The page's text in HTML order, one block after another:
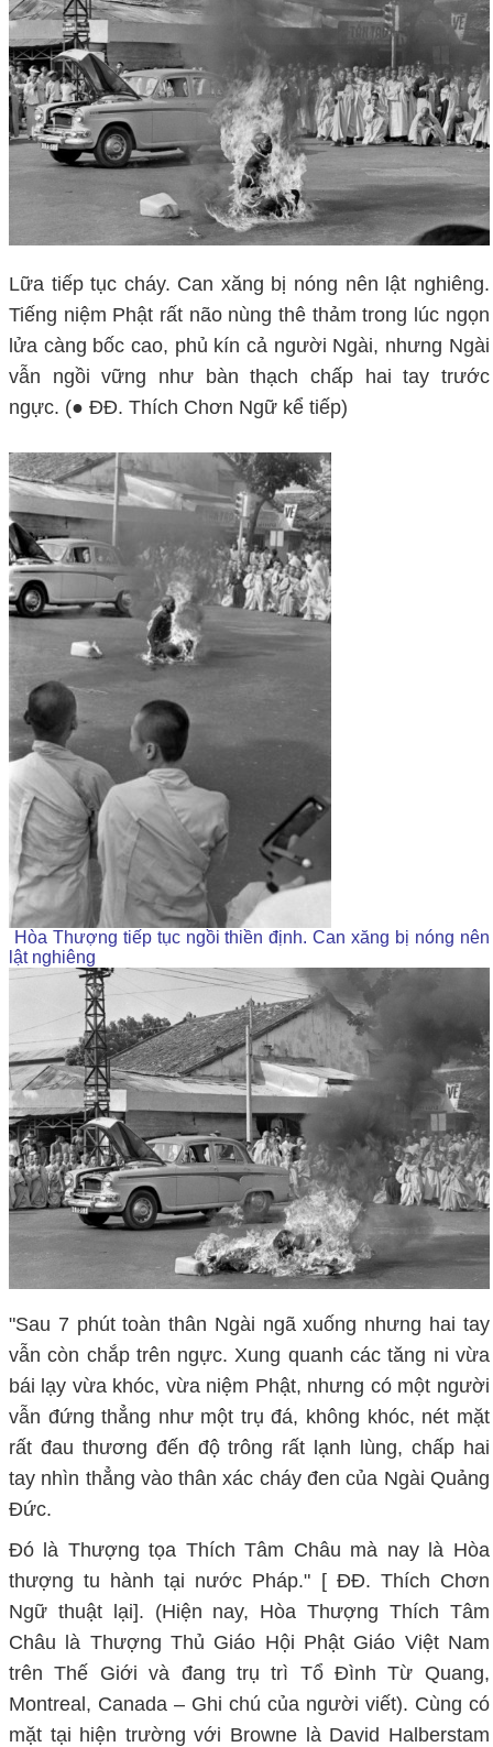
Lữa tiếp tục cháy. Can xăng bị nóng nên lật nghiêng.
Tiếng niệm Phật rất não nùng thê thảm trong lúc ngọn
lửa càng bốc cao, phủ kín cả người Ngài, nhưng Ngài
vẫn ngồi vững như bàn thạch chấp hai tay trước
ngực. (● ĐĐ. Thích Chơn Ngữ kể tiếp)
Hòa Thượng tiếp tục ngồi thiền định. Can xăng bị nóng nên
lật nghiêng
"Sau 7 phút toàn thân Ngài ngã xuống nhưng hai tay
vẫn còn chắp trên ngực. Xung quanh các tăng ni vừa
bái lạy vừa khóc, vừa niệm Phật, nhưng có một người
vẫn đứng thẳng như một trụ đá, không khóc, nét mặt
rất đau thương đến độ trông rất lạnh lùng, chấp hai
tay nhìn thẳng vào thân xác cháy đen của Ngài Quảng
Đức.
Đó là Thượng tọa Thích Tâm Châu mà nay là Hòa
thượng tu hành tại nước Pháp." [ ĐĐ. Thích Chơn
Ngữ thuật lại]. (Hiện nay, Hòa Thượng Thích Tâm
Châu là Thượng Thủ Giáo Hội Phật Giáo Việt Nam
trên Thế Giới và đang trụ trì Tổ Đình Từ Quang,
Montreal, Canada – Ghi chú của người viết). Cùng có
mặt tại hiện trường với Browne là David Halberstam